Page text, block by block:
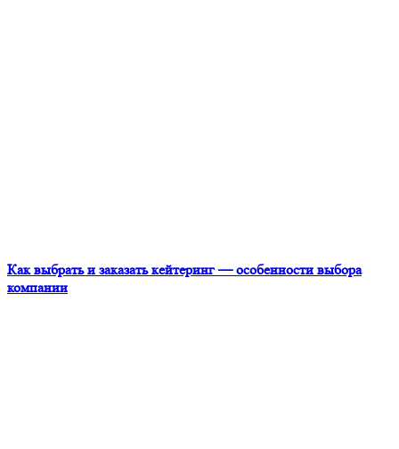
Как выбрать и заказать кейтеринг — особенности выбора
компании